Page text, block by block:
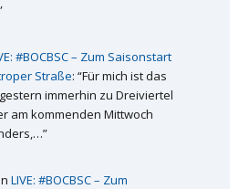
#BOCBSC – Zum Saisonstart
Straße: “Für mich ist das
immerhin zu Dreiviertel
am kommenden Mittwoch
”
LIVE: #BOCBSC – Zum